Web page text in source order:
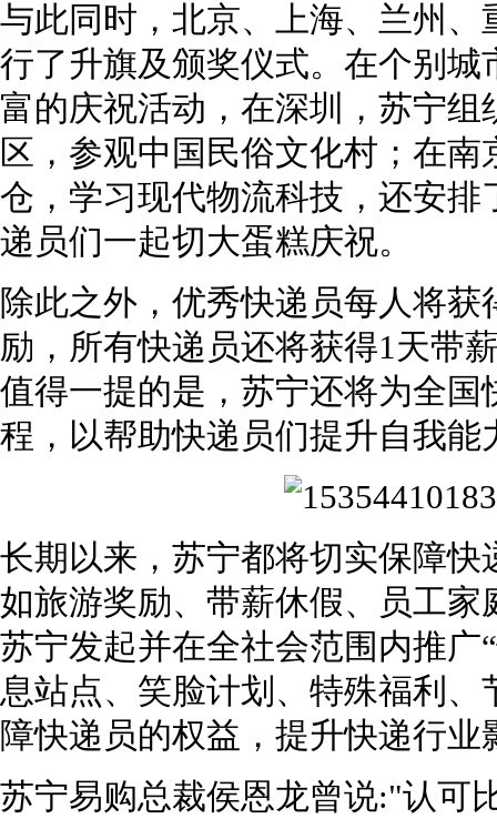
与此同时，北京、上海、兰州
行了升旗及颁奖仪式。在个别
富的庆祝活动，在深圳，苏宁
区，参观中国民俗文化村；在
仓，学习现代物流科技，还安
递员们一起切大蛋糕庆祝。
除此之外，优秀快递员每人将
励，所有快递员还将获得1天带
值得一提的是，苏宁还将为全
程，以帮助快递员们提升自我能
长期以来，苏宁都将切实保障
如旅游奖励、带薪休假、员工
苏宁发起并在全社会范围内推广
息站点、笑脸计划、特殊福利
障快递员的权益，提升快递行业
苏宁易购总裁侯恩龙曾说:"认可